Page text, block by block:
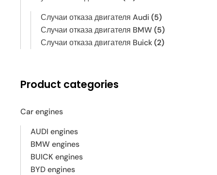
Случаи отказа двигателя Audi (5)
Случаи отказа двигателя BMW(5)
Случаи отказа двигателя Buick(2)
Product categories
Car engines
AUDI engines
BMW engines
BUICK engines
BYD engines